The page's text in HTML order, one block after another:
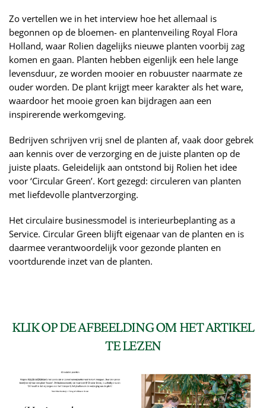
Zo vertellen we in het interview hoe het allemaal is
begonnen op de bloemen- en plantenveiling Royal Flora
Holland, waar Rolien dagelijks nieuwe planten voorbij zag
komen en gaan. Planten hebben eigenlijk een hele lange
levensduur, ze worden mooier en robuuster naarmate ze
ouder worden. De plant krijgt meer karakter als het ware,
waardoor het mooie groen kan bijdragen aan een
inspirerende werkomgeving.
Bedrijven schrijven vrij snel de planten af, vaak door gebrek
aan kennis over de verzorging en de juiste planten op de
juiste plaats. Geleidelijk aan ontstond bij Rolien het idee
voor ‘Circular Green’. Kort gezegd: circuleren van planten
met liefdevolle plantverzorging.
Het circulaire businessmodel is interieurbeplanting as a
Service. Circular Green blijft eigenaar van de planten en is
daarmee verantwoordelijk voor gezonde planten en
voortdurende inzet van de planten.
KLIK OP DE AFBEELDING OM HET ARTIKEL
TE LEZEN